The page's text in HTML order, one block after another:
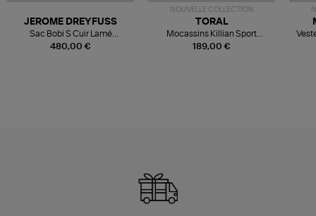
480,00 €
JEROME DREYFUSS
Sac Bobi S Cuir Lamé
Champagne
NOUVELLE COLLECTION
189,00 €
TORAL
Mocassins Killian Sport
Mousse